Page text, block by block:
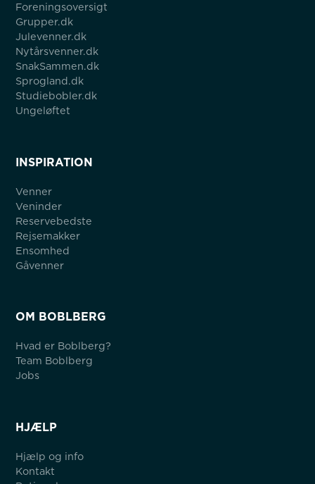
Foreningsoversigt
Grupper.dk
Julevenner.dk
Nytårsvenner.dk
SnakSammen.dk
Sprogland.dk
Studiebobler.dk
Ungeløftet
INSPIRATION
Venner
Veninder
Reservebedste
Rejsemakker
Ensomhed
Gåvenner
OM BOBLBERG
Hvad er Boblberg?
Team Boblberg
Jobs
HJÆLP
Hjælp og info
Kontakt